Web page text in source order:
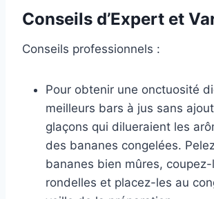
Conseils d’Expert et
Conseils professionnels :
Pour obtenir une onctuosité
meilleurs bars à jus sans
glaçons qui dilueraient les
des bananes congelées.
bananes bien mûres, coupez-
rondelles et placez-les au